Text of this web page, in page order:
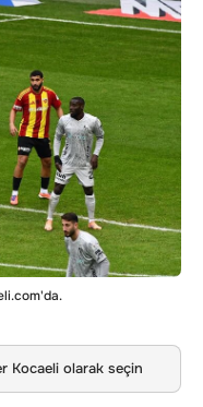
Kocaeli olarak seçin